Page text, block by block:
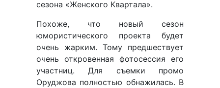
сезона «Женского Квартала».
Похоже, что новый сезон
юмористического проекта будет
очень жарким. Тому предшествует
очень откровенная фотосессия его
участниц. Для съемки промо
Оруджова полностью обнажилась. В